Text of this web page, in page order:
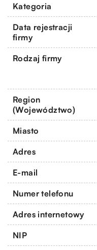
Kategoria
Data rejestracji
firmy
Rodzaj firmy
Region
(Województwo)
Miasto
Adres
E-mail
Numer telefonu
Adres internetowy
NIP